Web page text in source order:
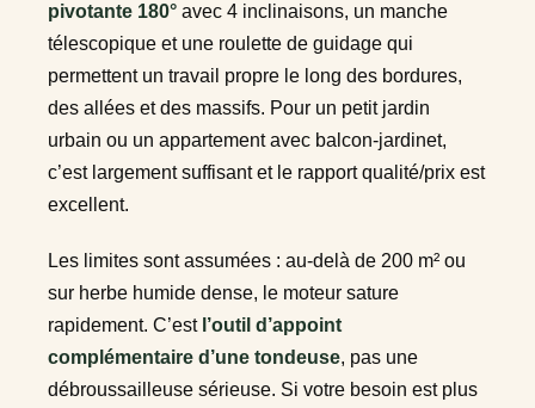
pivotante 180° avec 4 inclinaisons, un manche
télescopique et une roulette de guidage qui
permettent un travail propre le long des bordures,
des allées et des massifs. Pour un petit jardin
urbain ou un appartement avec balcon-jardinet,
c’est largement suffisant et le rapport qualité/prix est
excellent.
Les limites sont assumées : au-delà de 200 m² ou
sur herbe humide dense, le moteur sature
rapidement. C’est l’outil d’appoint
complémentaire d’une tondeuse, pas une
débroussailleuse sérieuse. Si votre besoin est plus